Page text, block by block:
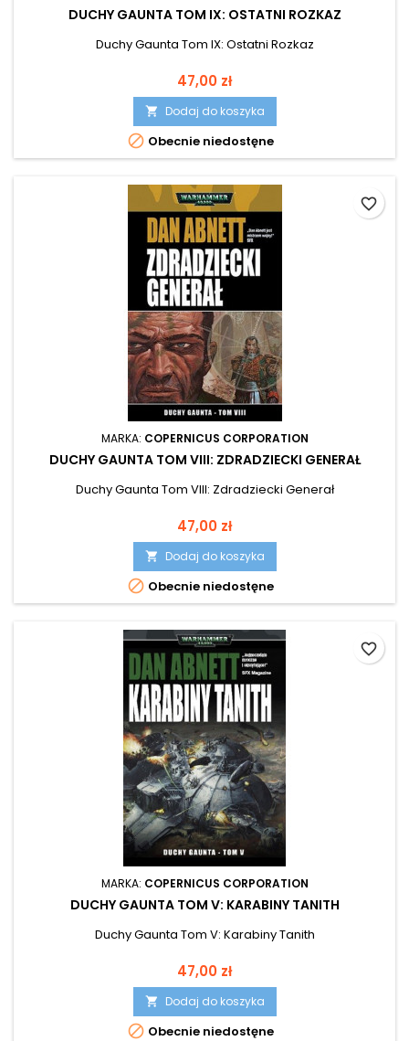
DUCHY GAUNTA TOM IX: OSTATNI ROZKAZ
Duchy Gaunta Tom IX: Ostatni Rozkaz
Cena
47,00 zł
 Dodaj do koszyka
 Obecnie niedostęne
MARKA: COPERNICUS CORPORATION
DUCHY GAUNTA TOM VIII: ZDRADZIECKI GENERAŁ
Duchy Gaunta Tom VIII: Zdradziecki Generał
Cena
47,00 zł
 Dodaj do koszyka
 Obecnie niedostęne
favorite_border
MARKA: COPERNICUS CORPORATION
DUCHY GAUNTA TOM V: KARABINY TANITH
Duchy Gaunta Tom V: Karabiny Tanith
Cena
47,00 zł
 Dodaj do koszyka
 Obecnie niedostęne
favorite_border